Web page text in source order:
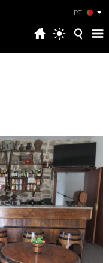
PT